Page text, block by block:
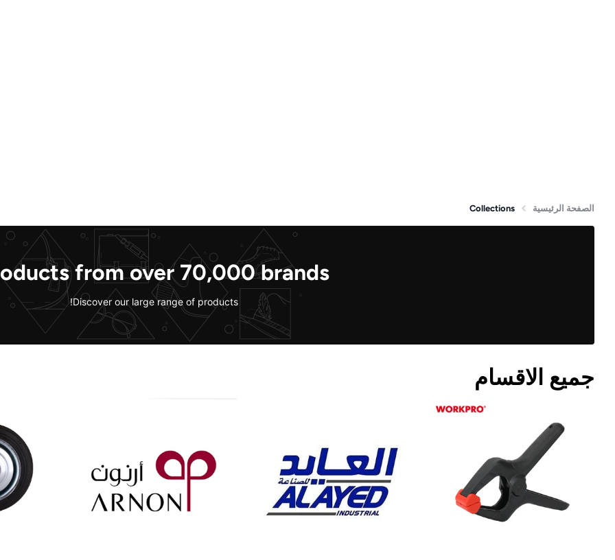
الصفحة الرئيسية Collections
from over 70,000 brands
Discover our large range of products!
جميع الاقسام